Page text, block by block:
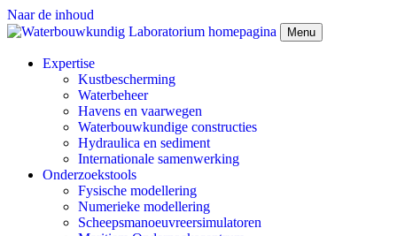
Naar de inhoud
Menu
Expertise
Kustbescherming
Waterbeheer
Havens en vaarwegen
Waterbouwkundige constructies
Hydraulica en sediment
Internationale samenwerking
Onderzoekstools
Fysische modellering
Numerieke modellering
Scheepsmanoeuvreersimulatoren